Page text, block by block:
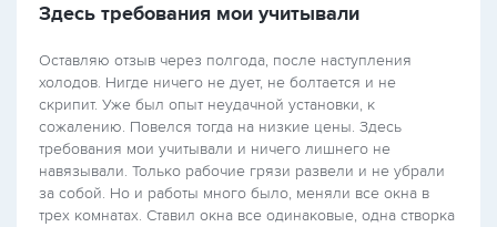
Здесь требования мои учитывали
Оставляю отзыв через полгода, после наступления
холодов. Нигде ничего не дует, не болтается и не
скрипит. Уже был опыт неудачной установки, к
сожалению. Повелся тогда на низкие цены. Здесь
требования мои учитывали и ничего лишнего не
навязывали. Только рабочие грязи развели и не убрали
за собой. Но и работы много было, меняли все окна в
трех комнатах. Ставил окна все одинаковые, одна створка